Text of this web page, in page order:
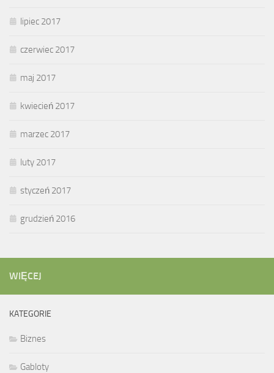
lipiec 2017
czerwiec 2017
maj 2017
kwiecień 2017
marzec 2017
luty 2017
styczeń 2017
grudzień 2016
WIĘCEJ
KATEGORIE
Biznes
Gabloty